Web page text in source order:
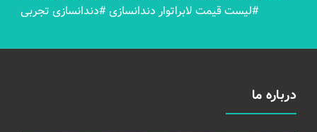
#لیست قیمت لابراتوار دندانسازی#دندانسازی تجربی
درباره ما